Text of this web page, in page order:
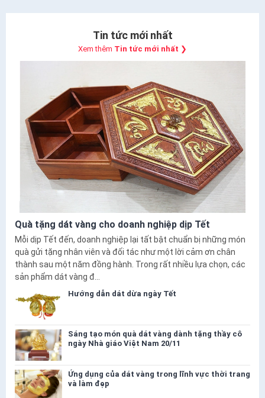
Tin tức mới nhất
Xem thêm Tin tức mới nhất ❯
Quà tặng dát vàng cho doanh nghiệp dịp Tết
Mỗi dịp Tết đến, doanh nghiệp lại tất bật chuẩn bị những món
quà gửi tặng nhân viên và đối tác như một lời cảm ơn chân
thành sau một năm đồng hành. Trong rất nhiều lựa chọn, các
sản phẩm dát vàng đ...
Hướng dẫn dát dừa ngày Tết
Sáng tạo món quà dát vàng dành tặng thầy cô
ngày Nhà giáo Việt Nam 20/11
Ứng dụng của dát vàng trong lĩnh vực thời trang
và làm đẹp